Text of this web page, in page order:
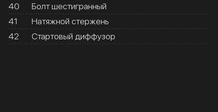
40
Болт шестигранный
41
Натяжной стержень
42
Стартовый диффузор